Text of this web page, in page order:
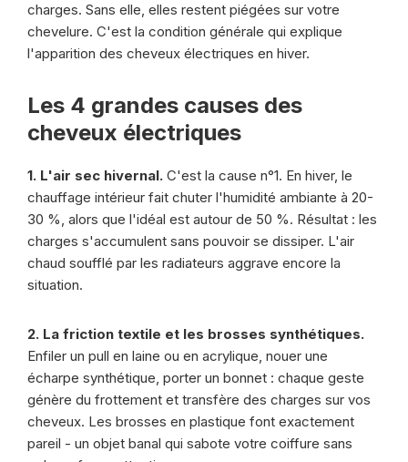
charges. Sans elle, elles restent piégées sur votre
chevelure. C'est la condition générale qui explique
l'apparition des cheveux électriques en hiver.
Les 4 grandes causes des
cheveux électriques
1. L'air sec hivernal. C'est la cause n°1. En hiver, le
chauffage intérieur fait chuter l'humidité ambiante à 20-
30 %, alors que l'idéal est autour de 50 %. Résultat : les
charges s'accumulent sans pouvoir se dissiper. L'air
chaud soufflé par les radiateurs aggrave encore la
situation.
2. La friction textile et les brosses synthétiques.
Enfiler un pull en laine ou en acrylique, nouer une
écharpe synthétique, porter un bonnet : chaque geste
génère du frottement et transfère des charges sur vos
cheveux. Les brosses en plastique font exactement
pareil - un objet banal qui sabote votre coiffure sans